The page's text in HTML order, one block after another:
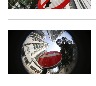
科
技
職
場
生